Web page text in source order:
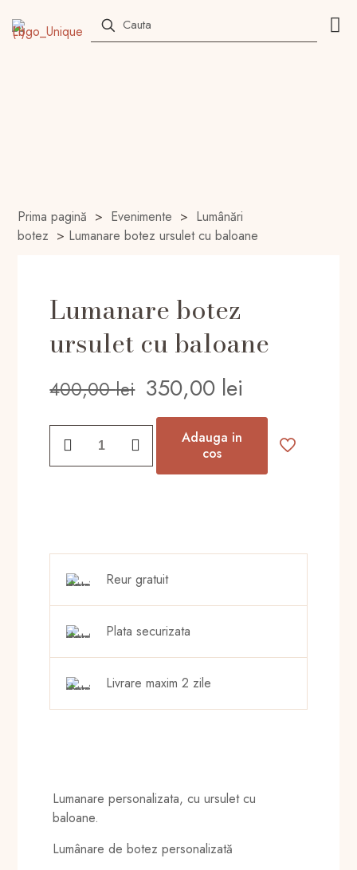
Prima pagină > Evenimente > Lumânări
botez > Lumanare botez ursulet cu baloane
Lumanare botez
ursulet cu baloane
400,00lei Prețul
inițial
a
fost:
400,00 lei.
350,00 lei
curent
este:
350,00 lei.
Lumanare
botez
Adauga in
cos
Reur gratuit
Plata securizata
Livrare maxim 2 zile
Lumanare personalizata, cu ursulet cu
baloane.
Lumânare de botez personalizată